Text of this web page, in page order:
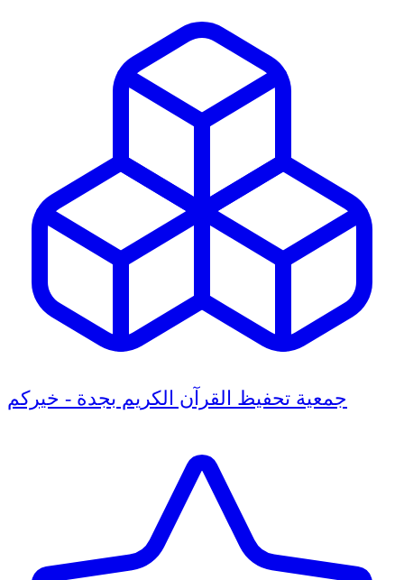
جمعية تحفيظ القرآن الكريم بجدة - خيركم